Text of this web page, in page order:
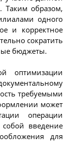
Таким образом,
одного
и корректное
сократить
бюджеты.
оптимизации
требуемыми
может
операции
введение
для